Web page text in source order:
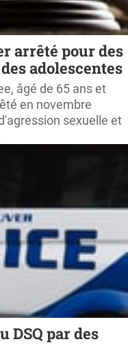
arrêté pour des
adolescentes
âgé de 65 ans et
en novembre
sexuelle et
DSQ par des